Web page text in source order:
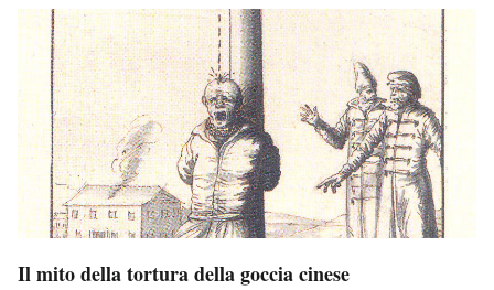
Il mito della tortura della goccia cinese